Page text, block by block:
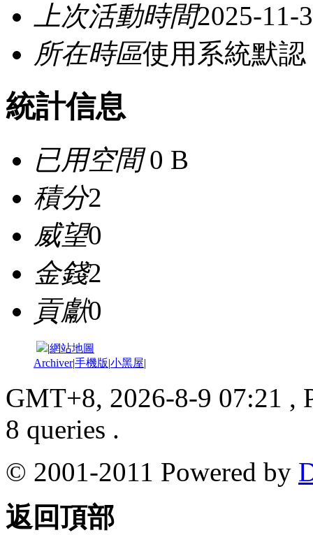
上次活動時間2025-11-
所在時區使用系統默認
統計信息
已用空間0 B
積分2
威望0
金錢2
貢獻0
|網站地圖
Archiver|手機版|小黑屋|
GMT+8, 2026-8-9 07:21 ,
8 queries .
© 2001-2011 Powered by
返回頂部